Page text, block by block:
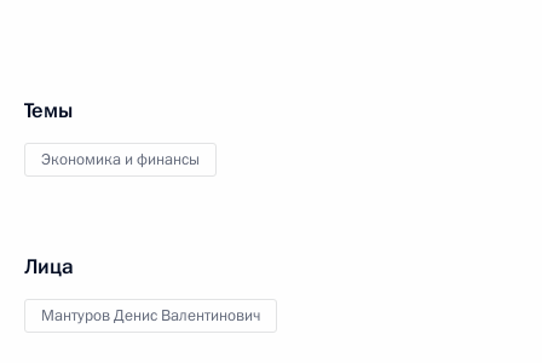
Темы
Экономика и финансы
Лица
Мантуров Денис Валентинович